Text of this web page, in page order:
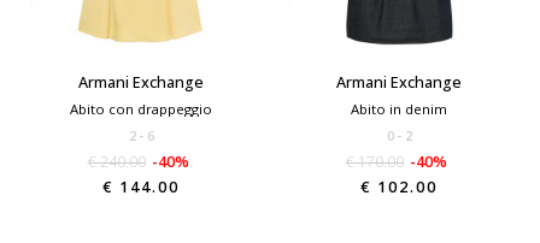
Armani Exchange
Abito con drappeggio
2 6
€ 240.00 -40%
€ 144.00
Armani Exchange
Abito in denim
0 2
€ 170.00 -40%
€ 102.00